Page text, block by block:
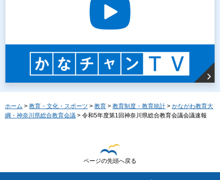
ホーム > 教育・文化・スポーツ > 教育 > 教育制度・教育統計 > かながわ教育大
綱・神奈川県総合教育会議 > 令和5年度第1回神奈川県総合教育会議会議速報
ページの先頭へ戻る